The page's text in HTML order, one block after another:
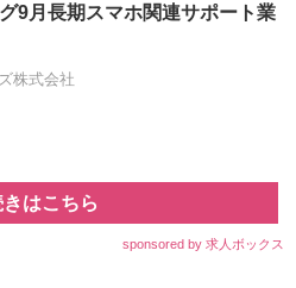
9月長期スマホ関連サポート業
株式会社
はこちら
sponsored by 求人ボックス